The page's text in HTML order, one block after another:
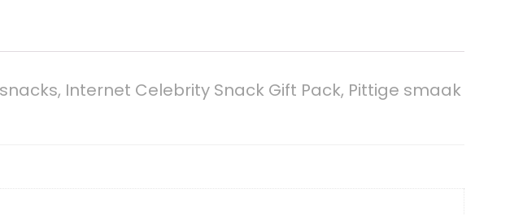
Internet Celebrity Snack Gift Pack, Pittige smaak